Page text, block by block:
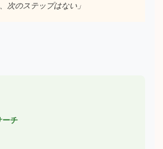
次のステップはない」
ーチ